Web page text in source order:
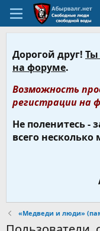
Дорогой друг! Ты
на форуме.
Возможность
регистрации на
Не поленитесь -
всего несколько
«Медведи и люди»